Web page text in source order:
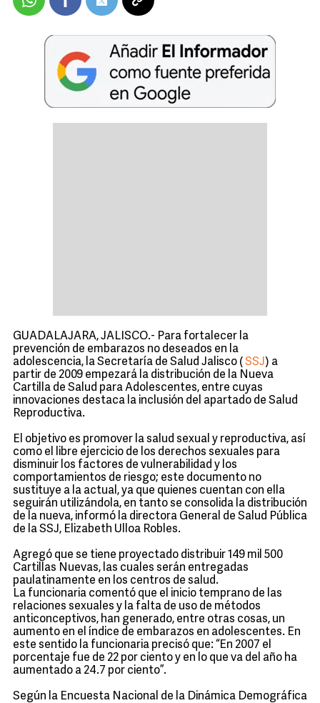
GUADALAJARA, JALISCO.- Para fortalecer la
prevención de embarazos no deseados en la
adolescencia, la Secretaría de Salud Jalisco ( SSJ) a
partir de 2009 empezará la distribución de la Nueva
Cartilla de Salud para Adolescentes, entre cuyas
innovaciones destaca la inclusión del apartado de Salud
Reproductiva.
El objetivo es promover la salud sexual y reproductiva, así
como el libre ejercicio de los derechos sexuales para
disminuir los factores de vulnerabilidad y los
comportamientos de riesgo; este documento no
sustituye a la actual, ya que quienes cuentan con ella
seguirán utilizándola, en tanto se consolida la distribución
de la nueva, informó la directora General de Salud Pública
de la SSJ, Elizabeth Ulloa Robles.
Agregó que se tiene proyectado distribuir 149 mil 500
Cartillas Nuevas, las cuales serán entregadas
paulatinamente en los centros de salud.
La funcionaria comentó que el inicio temprano de las
relaciones sexuales y la falta de uso de métodos
anticonceptivos, han generado, entre otras cosas, un
aumento en el índice de embarazos en adolescentes. En
este sentido la funcionaria precisó que: “En 2007 el
porcentaje fue de 22 por ciento y en lo que va del año ha
aumentado a 24.7 por ciento”.
Según la Encuesta Nacional de la Dinámica Demográfica